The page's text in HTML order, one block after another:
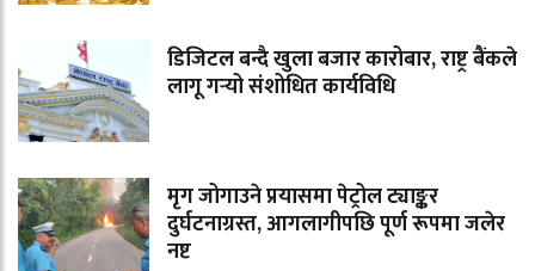
डिजिटल बन्दै खुला बजार कारोबार, राष्ट्र बैंकले
लागू गर्‍यो संशोधित कार्यविधि
मृग जोगाउने प्रयासमा पेट्रोल ट्याङ्कर
दुर्घटनाग्रस्त, आगलागीपछि पूर्ण रूपमा जलेर
नष्ट